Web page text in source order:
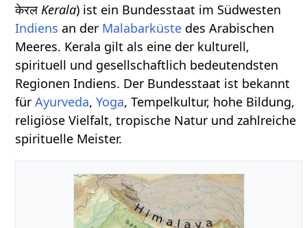
केरलKerala) ist ein Bundesstaat im Südwesten
Indiens an der Malabarküste des Arabischen
Meeres. Kerala gilt als eine der kulturell,
spirituell und gesellschaftlich bedeutendsten
Regionen Indiens. Der Bundesstaat ist bekannt
fürAyurveda,Yoga, Tempelkultur, hohe Bildung,
religiöse Vielfalt, tropische Natur und zahlreiche
spirituelle Meister.